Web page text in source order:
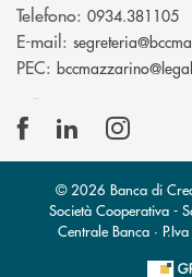
Telefono: 0934.381105
E-mail:
PEC:
© 2026 Banca di
Società Cooperativa -
Centrale Banca ·